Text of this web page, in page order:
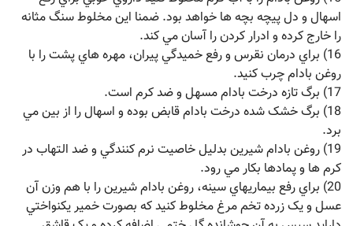
اسهال و دل پيچه بچه ها خواهد بود. ضمنا اين مخلوط سنگ مثانه
را خارج کرده و ادرار کردن را آسان مي کند.
16) براي درمان نقرس و رفع خميدگي پيران، مهره هاي پشت را با
روغن بادام چرب کنيد.
17) برگ تازه درخت بادام مسهل و ضد کرم است.
18) برگ خشک شده درخت بادام قابض بوده و اسهال را از بين مي
برد.
19) روغن بادام شيرين بدليل خاصيت نرم کنندگي و ضد التهاب در
کرم ها و پمادها بکار مي رود.
20) براي رفع بيماريهاي سينه، روغن بادام شيرين را با هم وزن آن
عسل و يک زرده تخم مرغ مخلوط کنيد که بصورت خمير يکنواختي